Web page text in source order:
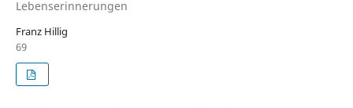
Lebenserinnerungen
Franz Hillig
69